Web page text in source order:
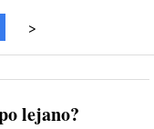
>
lejano?